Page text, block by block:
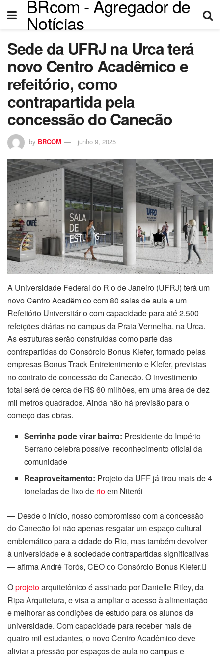
BRcom - Agregador de
Notícias
Sede da UFRJ na Urca terá
novo Centro Acadêmico e
refeitório, como
contrapartida pela
concessão do Canecão
by BRCOM junho 9, 2025
A Universidade Federal do Rio de Janeiro (UFRJ) terá um
novo Centro Acadêmico com 80 salas de aula e um
Refeitório Universitário com capacidade para até 2.500
refeições diárias no campus da Praia Vermelha, na Urca.
As estruturas serão construídas como parte das
contrapartidas do Consórcio Bonus Klefer, formado pelas
empresas Bonus Track Entretenimento e Klefer, previstas
no contrato de concessão do Canecão. O investimento
total será de cerca de R$ 60 milhões, em uma área de dez
mil metros quadrados. Ainda não há previsão para o
começo das obras.
Serrinha pode virar bairro: Presidente do Império
Serrano celebra possível reconhecimento oficial da
comunidade
Reaproveitamento: Projeto da UFF já tirou mais de 4
toneladas de lixo de rioem Niterói
— Desde o início, nosso compromisso com a concessão
do Canecão foi não apenas resgatar um espaço cultural
emblemático para a cidade do Rio, mas também devolver
à universidade e à sociedade contrapartidas significativas
— afirma André Torós, CEO do Consórcio Bonus Klefer.
Oprojetoarquitetônico é assinado por Danielle Riley, da
Ripa Arquitetura, e visa a ampliar o acesso à alimentação
e melhorar as condições de estudo para os alunos da
universidade. Com capacidade para receber mais de
quatro mil estudantes, o novo Centro Acadêmico deve
aliviar a pressão por espaços de aula no campus e